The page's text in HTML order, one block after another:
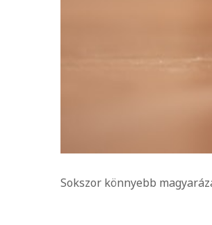
Sokszor könnyebb